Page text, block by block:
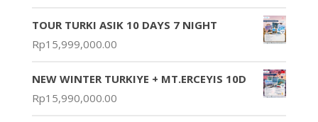
TOUR TURKI ASIK 10 DAYS 7 NIGHT
Rp15,999,000.00
NEW WINTER TURKIYE + MT.ERCEYIS 10D
Rp15,990,000.00